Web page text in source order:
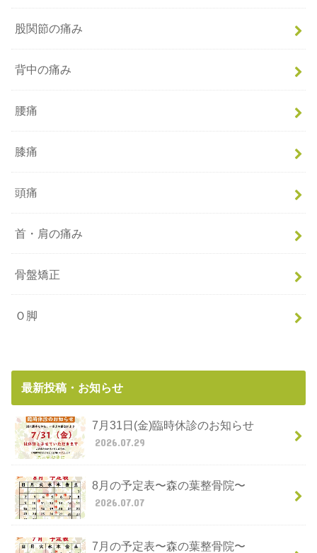
股関節の痛み
背中の痛み
腰痛
膝痛
頭痛
首・肩の痛み
骨盤矯正
Ｏ脚
最新投稿・お知らせ
7月31日(金)臨時休診のお知らせ
2026.07.29
8月の予定表〜森の葉整骨院〜
2026.07.07
7月の予定表〜森の葉整骨院〜